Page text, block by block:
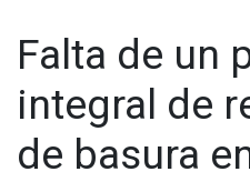
Falta de un
integral de
de basura